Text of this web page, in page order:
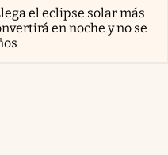
el eclipse solar más
en noche y no se